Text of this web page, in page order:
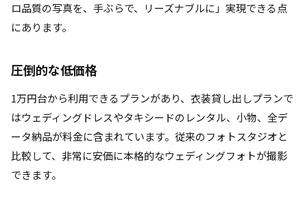
ロ品質の写真を、手ぶらで、リーズナブルに」実現できる点
にあります。
圧倒的な低価格
1万円台から利用できるプランがあり、衣装貸し出しプランで
はウェディングドレスやタキシードのレンタル、小物、全デ
ータ納品が料金に含まれています。従来のフォトスタジオと
比較して、非常に安価に本格的なウェディングフォトが撮影
できます。